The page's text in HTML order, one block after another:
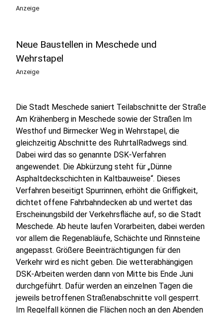
Anzeige
Neue Baustellen in Meschede und
Wehrstapel
Anzeige
Die Stadt Meschede saniert Teilabschnitte der Straße
Am Krähenberg in Meschede sowie der Straßen Im
Westhof und Birmecker Weg in Wehrstapel, die
gleichzeitig Abschnitte des RuhrtalRadwegs sind.
Dabei wird das so genannte DSK-Verfahren
angewendet. Die Abkürzung steht für „Dünne
Asphaltdeckschichten in Kaltbauweise“. Dieses
Verfahren beseitigt Spurrinnen, erhöht die Griffigkeit,
dichtet offene Fahrbahndecken ab und wertet das
Erscheinungsbild der Verkehrsfläche auf, so die Stadt
Meschede. Ab heute laufen Vorarbeiten, dabei werden
vor allem die Regenabläufe, Schächte und Rinnsteine
angepasst. Größere Beeinträchtigungen für den
Verkehr wird es nicht geben. Die wetterabhängigen
DSK-Arbeiten werden dann von Mitte bis Ende Juni
durchgeführt. Dafür werden an einzelnen Tagen die
jeweils betroffenen Straßenabschnitte voll gesperrt.
Im Regelfall können die Flächen noch an den Abenden